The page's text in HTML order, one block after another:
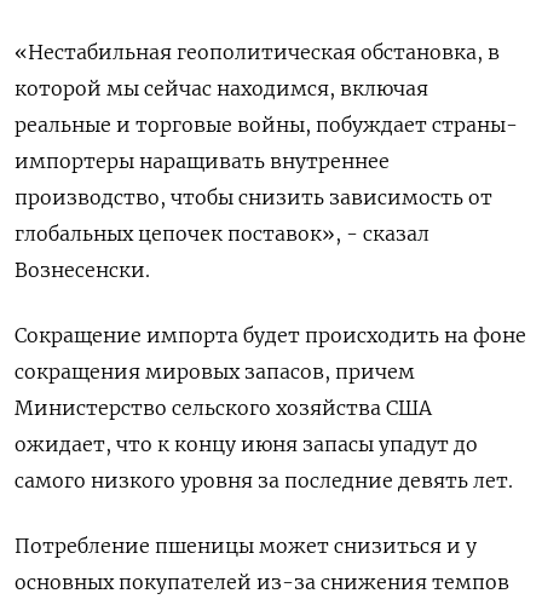
«Нестабильная геополитическая обстановка, в
которой мы сейчас находимся, включая
реальные и торговые войны, побуждает страны-
импортеры наращивать внутреннее
производство, чтобы снизить зависимость от
глобальных цепочек поставок», - сказал
Вознесенски.
Сокращение импорта будет происходить на фоне
сокращения мировых запасов, причем
Министерство сельского хозяйства США
ожидает, что к концу июня запасы упадут до
самого низкого уровня за последние девять лет.
Потребление пшеницы может снизиться и у
основных покупателей из-за снижения темпов